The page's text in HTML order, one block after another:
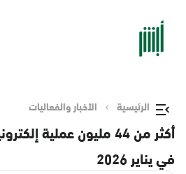
الرئيسية الأخبار والفعاليات
أكثر من 44 مليون عملية
في يناير 2026